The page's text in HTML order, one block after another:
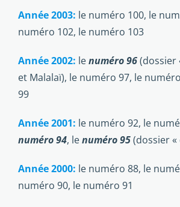
Année 2003: le numéro 100, le
numéro 102, le numéro 103
Année 2002: lenuméro 96(dossier
et Malalaï), le numéro 97, le
99
Année 2001: le numéro 92, le
numéro 94, lenuméro 95(dossier «
Année 2000: le numéro 88, le
numéro 90, le numéro 91